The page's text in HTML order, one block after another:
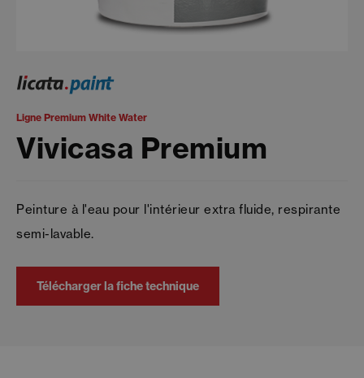
Ligne Premium White Water
Vivicasa Premium
Peinture à l'eau pour l'intérieur extra fluide, respirante
semi-lavable.
Télécharger la fiche technique